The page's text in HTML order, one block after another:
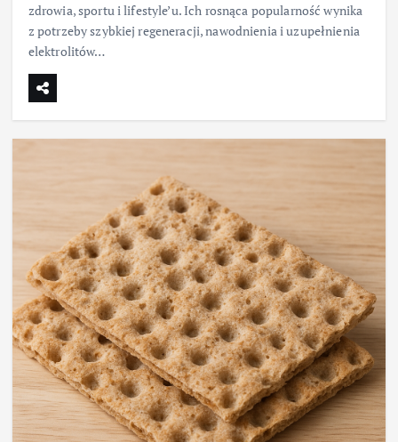
zdrowia, sportu i lifestyle’u. Ich rosnąca popularność wynika
z potrzeby szybkiej regeneracji, nawodnienia i uzupełnienia
elektrolitów…